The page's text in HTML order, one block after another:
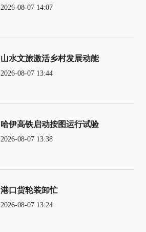
2026-08-07 14:07
山水文旅激活乡村发展动能
2026-08-07 13:44
哈伊高铁启动按图运行试验
2026-08-07 13:38
港口货轮装卸忙
2026-08-07 13:24